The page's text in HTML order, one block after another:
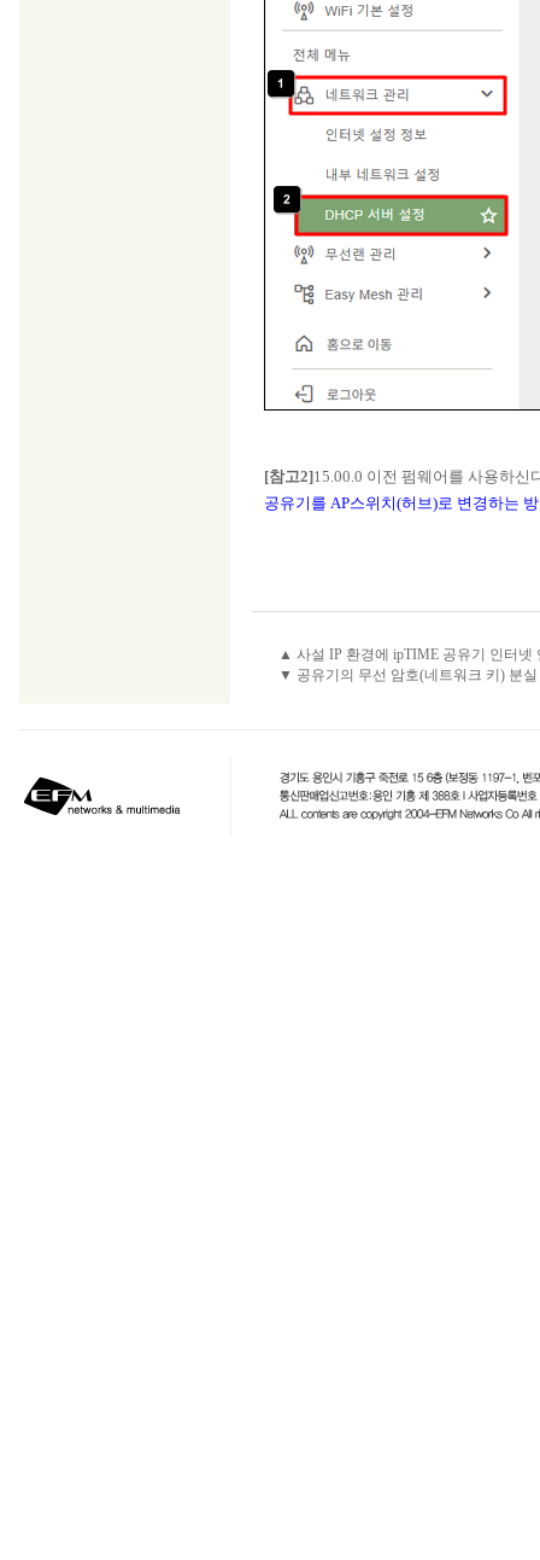
[참고2]15.00.0 이전 펌웨어를 사용하
공유기를 AP스위치(허브)로 변경하는
▲ 사설 IP 환경에 ipTIME 공유기 인터넷
▼ 공유기의 무선 암호(네트워크 키) 분